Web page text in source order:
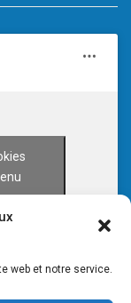
web et notre service.